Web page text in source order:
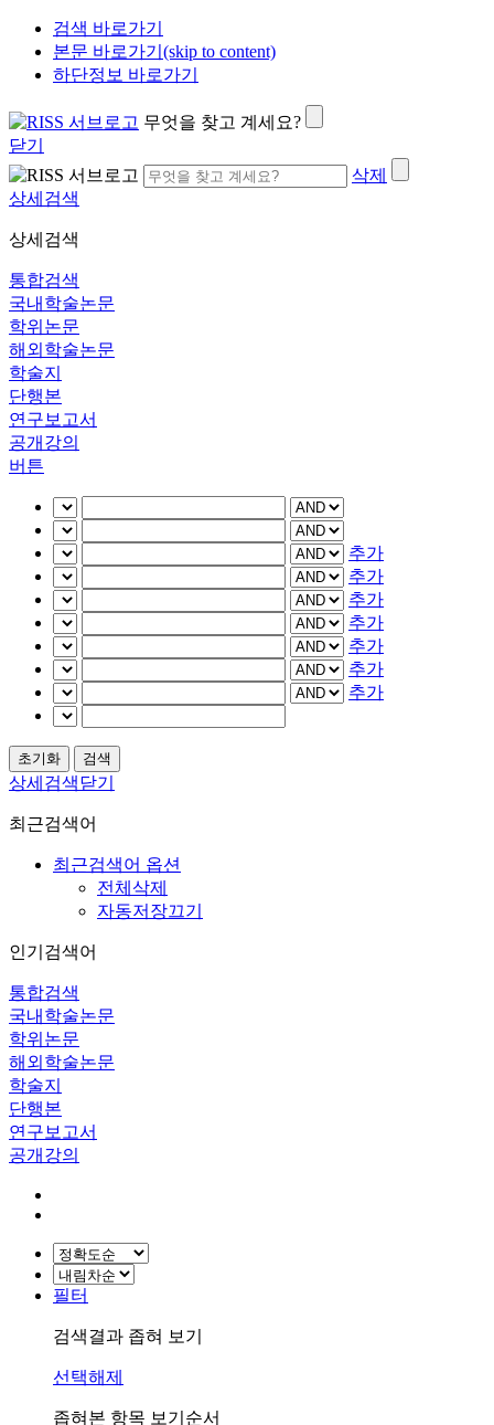
검색 바로가기
본문 바로가기(skip to content)
하단정보 바로가기
무엇을 찾고 계세요?
닫기
삭제
상세검색
상세검색
통합검색
국내학술논문
학위논문
해외학술논문
학술지
단행본
연구보고서
공개강의
버튼
추가
추가
추가
추가
추가
추가
추가
상세검색닫기
최근검색어
최근검색어 옵션
전체삭제
자동저장끄기
인기검색어
통합검색
국내학술논문
학위논문
해외학술논문
학술지
단행본
연구보고서
공개강의
필터
검색결과 좁혀 보기
선택해제
좁혀본 항목 보기순서